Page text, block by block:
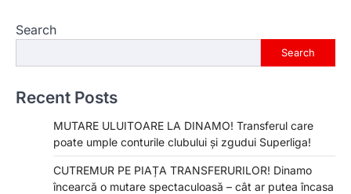
Search
Search
Recent Posts
MUTARE ULUITOARE LA DINAMO! Transferul care
poate umple conturile clubului și zgudui Superliga!
CUTREMUR PE PIAȚA TRANSFERURILOR! Dinamo
încearcă o mutare spectaculoasă – cât ar putea încasa